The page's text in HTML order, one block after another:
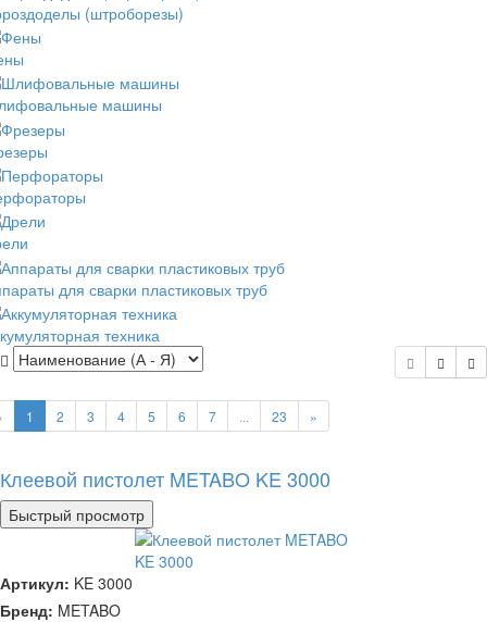
(штроборезы)
машины
для сварки пластиковых труб
техника
1 2 3 4 5 6 7 23 »
Клеевой пистолет METABO KE 3000
Быстрый просмотр
Артикул: KE 3000
Бренд: METABO